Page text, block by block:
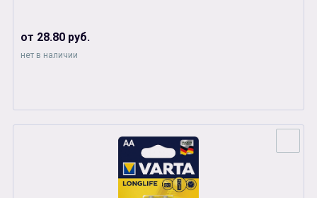
от 28.80 руб.
нет в наличии